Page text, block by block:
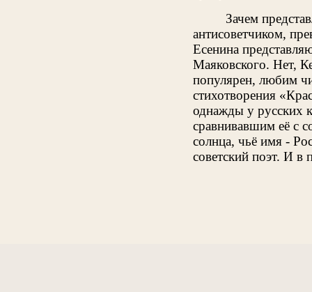
Зачем
антисоветчиком,
Есенина
Маяковского. Нет,
популярен, любим
стихотворения
однажды у русских
сравнивавшим её с
солнца, чьё имя -
советский поэт. И в